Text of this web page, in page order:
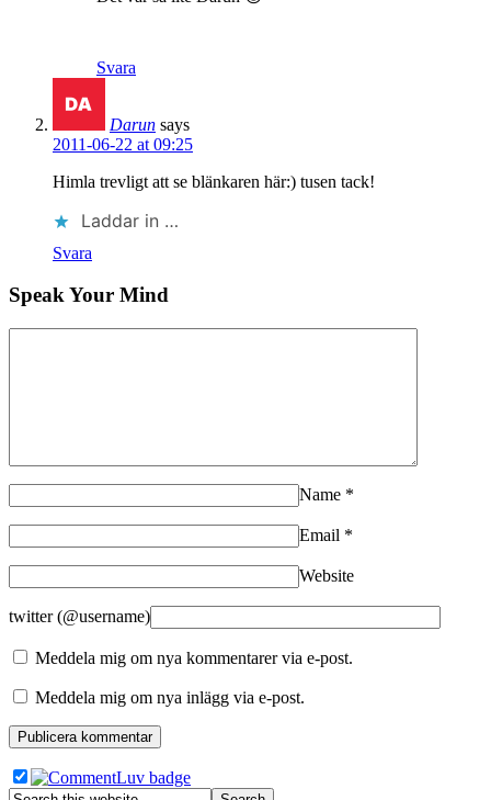
Svara
Darun says
2011-06-22 at 09:25
Himla trevligt att se blänkaren här:) tusen tack!
Laddar in …
Svara
Speak Your Mind
Name *
Email *
Website
twitter (@username)
Meddela mig om nya kommentarer via e-post.
Meddela mig om nya inlägg via e-post.